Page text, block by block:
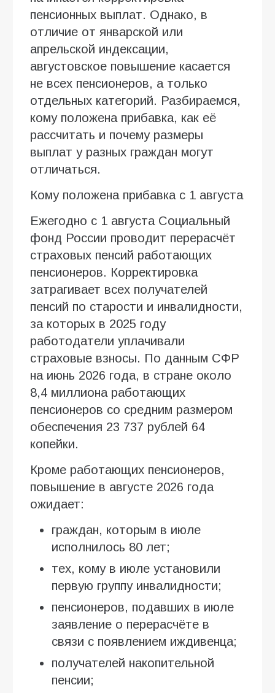
пенсионных выплат. Однако, в
отличие от январской или
апрельской индексации,
августовское повышение касается
не всех пенсионеров, а только
отдельных категорий. Разбираемся,
кому положена прибавка, как её
рассчитать и почему размеры
выплат у разных граждан могут
отличаться.
Кому положена прибавка с 1 августа
Ежегодно с 1 августа Социальный
фонд России проводит перерасчёт
страховых пенсий работающих
пенсионеров. Корректировка
затрагивает всех получателей
пенсий по старости и инвалидности,
за которых в 2025 году
работодатели уплачивали
страховые взносы. По данным СФР
на июнь 2026 года, в стране около
8,4 миллиона работающих
пенсионеров со средним размером
обеспечения 23 737 рублей 64
копейки.
Кроме работающих пенсионеров,
повышение в августе 2026 года
ожидает:
граждан, которым в июле
исполнилось 80 лет;
тех, кому в июле установили
первую группу инвалидности;
пенсионеров, подавших в июле
заявление о перерасчёте в
связи с появлением иждивенца;
получателей накопительной
пенсии;